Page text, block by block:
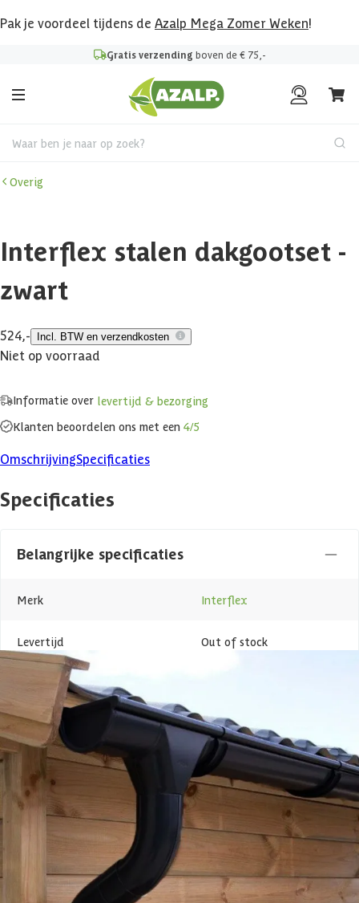
Pak je voordeel tijdens de Azalp Mega Zomer Weken!
Gratis verzending boven de € 75,-
Waar ben je naar op zoek?
Overig
Interflex stalen dakgootset -
zwart
524,- Incl. BTW en verzendkosten
Niet op voorraad
Informatie over levertijd & bezorging
Klanten beoordelen ons met een 4/5
OmschrijvingSpecificaties
Specificaties
Belangrijke specificaties
Merk Interflex
Levertijd Out of stock
Azalp artikelcode
EAN-code 8720250506750
4,65/5
bij TrustedShops
Luxe assortiment
tegen scherpe prijzen
Maatwerk:
We maken het betaalbaar.
076 - 80 801 24
Direct antwoord